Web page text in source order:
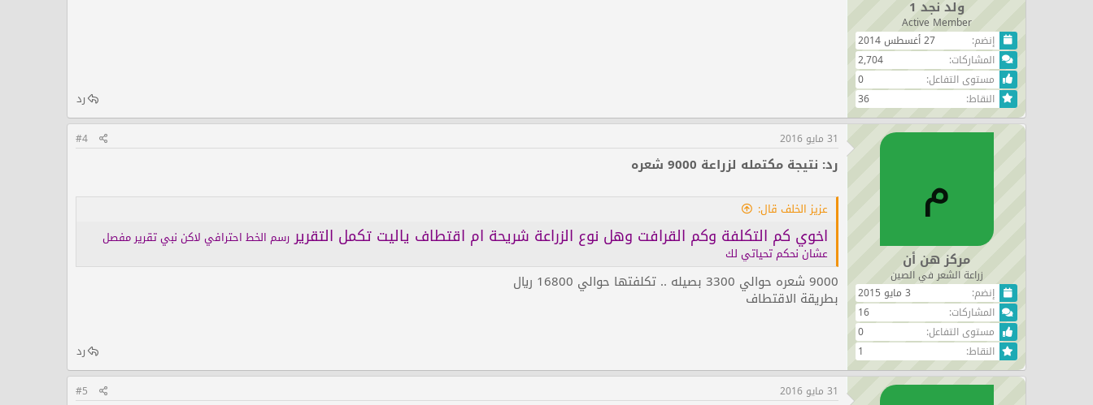
ولد نجد 1
Active Member
إنضم
27 أغسطس 2014
المشاركات
2,704
مستوى التفاعل
0
النقاط
36 رد
م
مركز هن أن
زراعة الشعر في الصين
إنضم
3 مايو 2015
المشاركات
16
مستوى التفاعل
0
النقاط
1
31 مايو 2016 #4
رد: نتيجة مكتمله لزراعة 9000 شعره
عزيز الخلف قال:
اخوي كم التكلفة وكم القرافت وهل نوع الزراعة شريحة ام اقتطاف ياليت تكمل التقرير رسم الخط احترافي لاكن نبي تقرير مفصل
عشان نحكم تحياتي لك
9000 شعره حوالي 3300 بصيله .. تكلفتها حوالي 16800 ريال
بطريقة الاقتطاف
رد
31 مايو 2016 #5